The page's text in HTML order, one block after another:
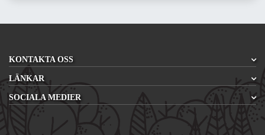
KONTAKTA OSS
LÄNKAR
SOCIALA MEDIER